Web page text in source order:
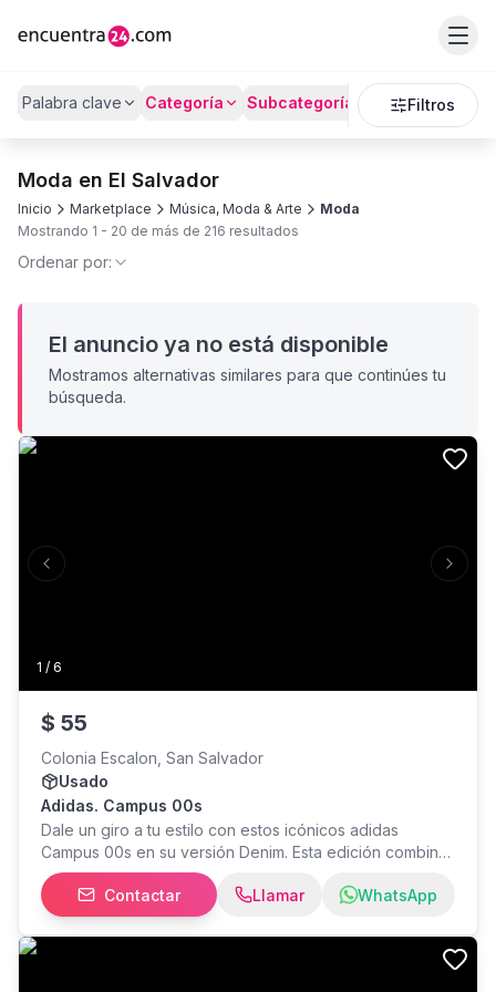
Palabra clave Categoría Subcategoría PrecioFiltros
Moda en El Salvador
Inicio Marketplace Música, Moda & Arte
Moda
Mostrando 1 - 20 de más de 216 resultados
Ordenar por:
El anuncio ya no está disponible
Mostramos alternativas similares para que continúes tu
búsqueda.
1 / 6
Previous slide Next
$ 55
Colonia Escalon, San Salvador
Usado
Adidas. Campus 00s
Dale un giro a tu estilo con estos icónicos adidas
Campus 00s en su versión Denim. Esta edición combina
la silueta robusta clásica de los años 2000 con una
parte superior de mezclilla (denim) de alta calidad en
color azul noche.Color: Night Indigo / Crystal
White.Detalles: Clásicas tres rayas en color blanco y
Contactar Llamar WhatsApp